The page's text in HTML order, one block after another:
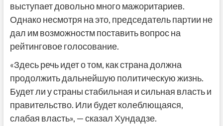
выступает довольно много мажоритариев.
Однако несмотря на это, председатель партии не
дал им возможностм поставить вопрос на
рейтинговое голосование.
«Здесь речь идет о том, как страна должна
продолжить дальнейшую политическую жизнь.
Будет ли у страны стабильная и сильная власть и
правительство. Или будет колеблющаяся,
слабая власть», — сказал Хундадзе.